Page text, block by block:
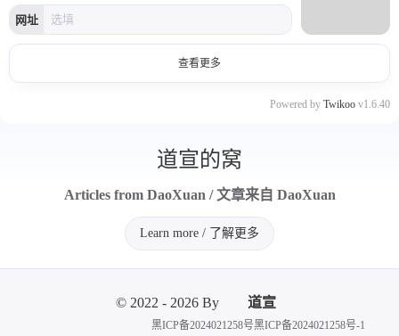
网址
查看更多
Powered by Twikoo v1.6.40
道宣的窝
Articles from DaoXuan / 文章来自 DaoXuan
Learn more / 了解更多
© 2022 - 2026 By 道宣
黑ICP备2024021258号黑ICP备2024021258号-1